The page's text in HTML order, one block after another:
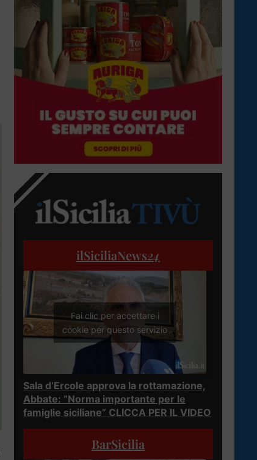
ilSiciliaNews24
Fai clic per accettare i
cookie per questo servizio
Sala d’Ercole approva la rottamazione,
Abbate: “Norma importante per le
famiglie siciliane” CLICCA PER IL VIDEO
BarSicilia